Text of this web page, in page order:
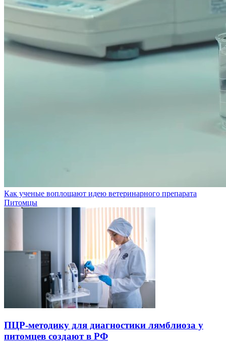
Как ученые воплощают идею ветеринарного препарата
Питомцы
ПЦР-методику для диагностики лямблиоза у
питомцев создают в РФ